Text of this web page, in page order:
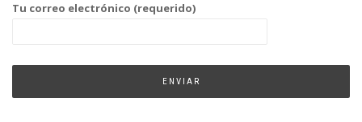
Tu correo electrónico (requerido)